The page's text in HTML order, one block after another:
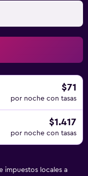
$71
por noche con tasas
$1.417
por noche con tasas
impuestos locales a